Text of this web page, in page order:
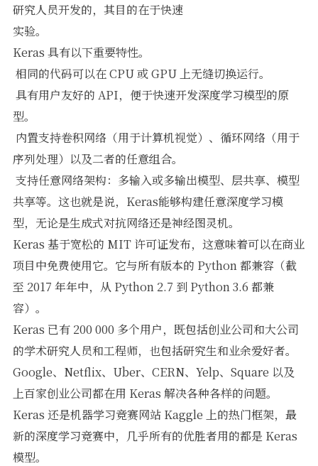
研究人员开发的，其目的在于快速
实验。
Keras 具有以下重要特性。
 相同的代码可以在 CPU 或 GPU 上无缝切换运行。
 具有用户友好的 API，便于快速开发深度学习模型的原
型。
 内置支持卷积网络（用于计算机视觉）、循环网络（用于
序列处理）以及二者的任意组合。
 支持任意网络架构：多输入或多输出模型、层共享、模型
共享等。这也就是说，Keras能够构建任意深度学习模
型，无论是生成式对抗网络还是神经图灵机。
Keras 基于宽松的 MIT 许可证发布，这意味着可以在商业
项目中免费使用它。它与所有版本的 Python 都兼容（截
至 2017 年年中，从 Python 2.7 到 Python 3.6 都兼
容）。
Keras 已有 200 000 多个用户，既包括创业公司和大公司
的学术研究人员和工程师，也包括研究生和业余爱好者。
Google、Netflix、Uber、CERN、Yelp、Square 以及
上百家创业公司都在用 Keras 解决各种各样的问题。
Keras 还是机器学习竞赛网站 Kaggle 上的热门框架，最
新的深度学习竞赛中，几乎所有的优胜者用的都是 Keras
模型。